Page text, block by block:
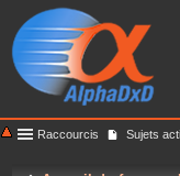
Raccourcis Sujets